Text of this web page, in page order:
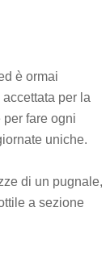
è ormai
per la
fare ogni
uniche.
di un pugnale,
a sezione